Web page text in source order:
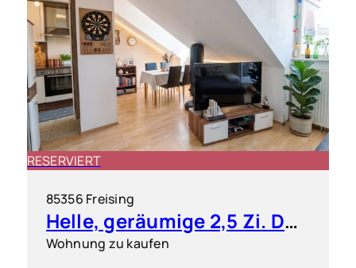
RESERVIERT
85356 Freising
Helle, geräumige 2,5 Zi. DG ETW mit kleiner Dachterrasse
Wohnung zu kaufen